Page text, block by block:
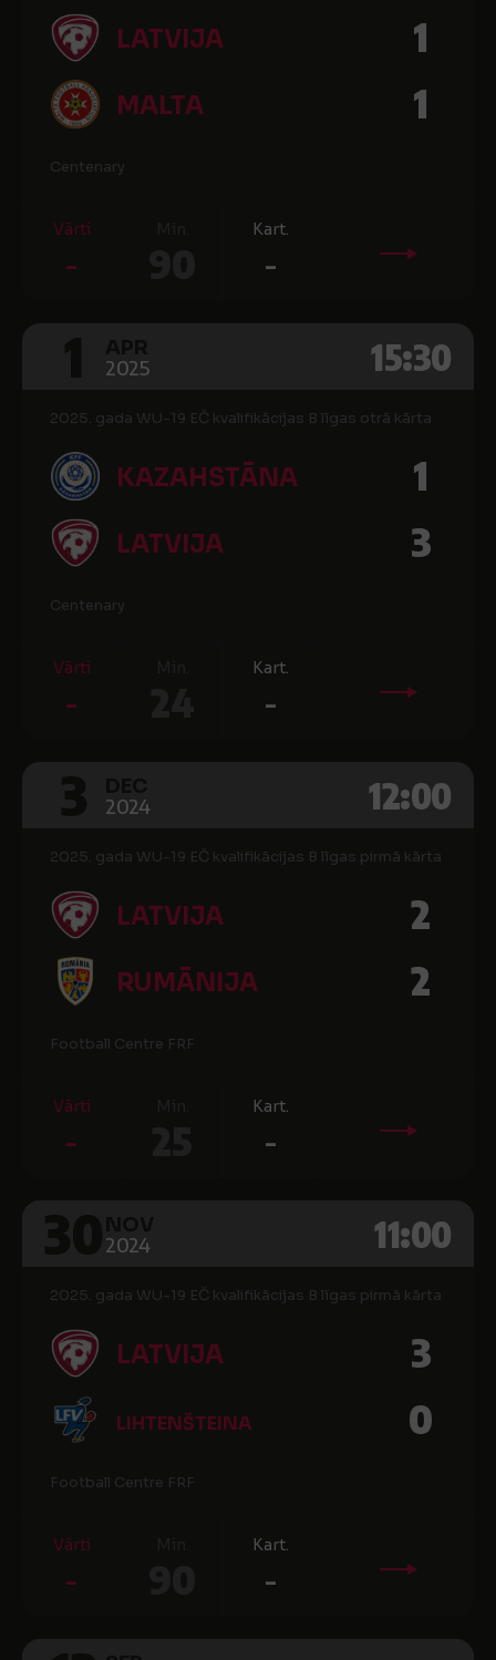
LATVIJA 1
MALTA 1
Centenary
Vārti
-
Kart.
-
2025 15:30
2025. gada WU-19 EČ kvalifikācijas B līgas otrā kārta
KAZAHSTĀNA 1
LATVIJA 3
Centenary
Vārti
-
Kart.
-
2024 12:00
2025. gada WU-19 EČ kvalifikācijas B līgas pirmā kārta
LATVIJA 2
RUMĀNIJA 2
Football Centre FRF
Vārti
-
Kart.
-
2024 11:00
2025. gada WU-19 EČ kvalifikācijas B līgas pirmā kārta
LATVIJA 3
LIHTENŠTEINA 0
Football Centre FRF
Vārti
-
Kart.
-